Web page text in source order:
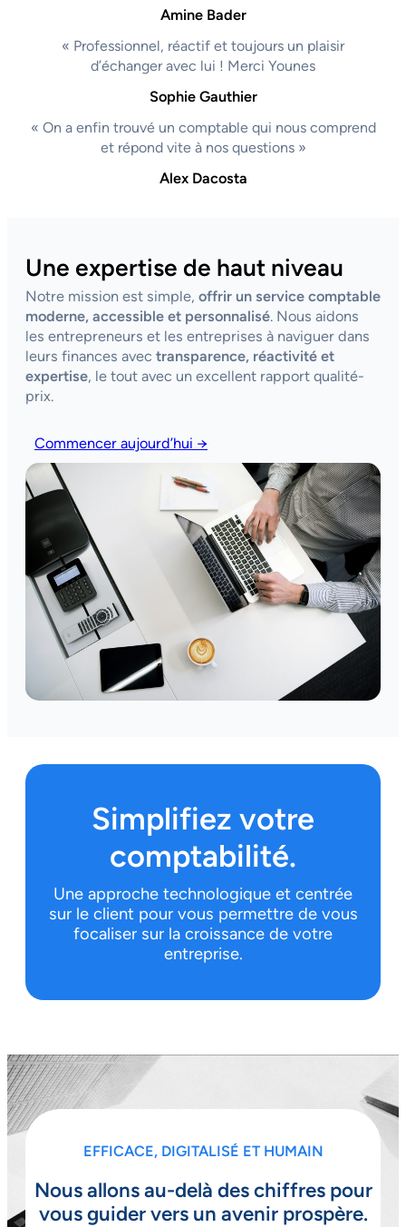
Amine Bader
« Professionnel, réactif et toujours un plaisir
d’échanger avec lui ! Merci Younes
Sophie Gauthier
« On a enfin trouvé un comptable qui nous comprend
et répond vite à nos questions »
Alex Dacosta
Une expertise de haut niveau
Notre mission est simple, offrir un service comptable
moderne, accessible et personnalisé. Nous aidons
les entrepreneurs et les entreprises à naviguer dans
leurs finances avec transparence, réactivité et
expertise, le tout avec un excellent rapport qualité-
prix.
Commencer aujourd’hui →
Simplifiez votre
comptabilité.
Une approche technologique et centrée
sur le client pour vous permettre de vous
focaliser sur la croissance de votre
entreprise.
EFFICACE, DIGITALISÉ ET HUMAIN
Nous allons au-delà des chiffres pour
vous guider vers un avenir prospère.